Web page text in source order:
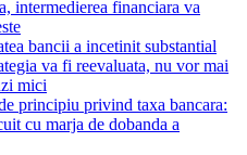
intermedierea financiara va
bancii a incetinit substantial
va fi reevaluata, nu vor mai
mici
principiu privind taxa bancara:
cu marja de dobanda a